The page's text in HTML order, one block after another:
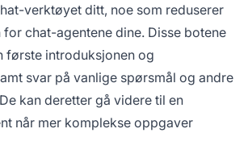
verktøyet ditt, noe som reduserer
chat-agentene dine. Disse botene
første introduksjonen og
svar på vanlige spørsmål og andre
kan deretter gå videre til en
når mer komplekse oppgaver